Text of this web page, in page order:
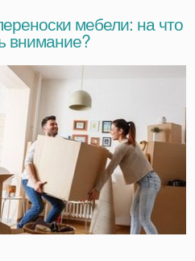
мебели: на что
внимание?